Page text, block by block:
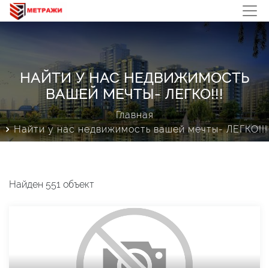
НАЙТИ У НАС НЕДВИЖИМОСТЬ
ВАШЕЙ МЕЧТЫ- ЛЕГКО!!!
Главная
Найти у нас недвижимость вашей мечты- ЛЕГКО!!!
Найден 551 объект